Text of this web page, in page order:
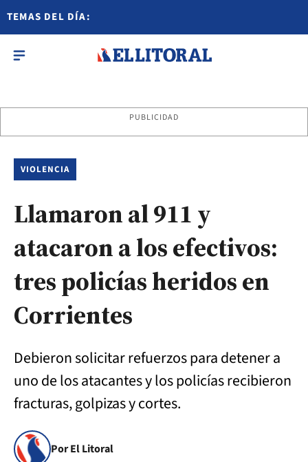
TEMAS DEL DÍA:
PUBLICIDAD
VIOLENCIA
Llamaron al 911 y
atacaron a los efectivos:
tres policías heridos en
Corrientes
Debieron solicitar refuerzos para detener a
uno de los atacantes y los policías recibieron
fracturas, golpizas y cortes.
Por El Litoral